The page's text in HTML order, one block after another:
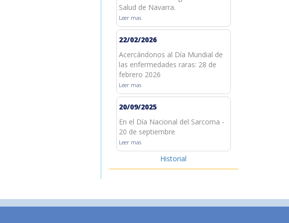
Salud de Navarra.
Leer mas
22/02/2026
Acercándonos al Día Mundial de
las enfermedades raras: 28 de
febrero 2026
Leer mas
20/09/2025
En el Día Nacional del Sarcoma -
20 de septiembre
Leer mas
Historial